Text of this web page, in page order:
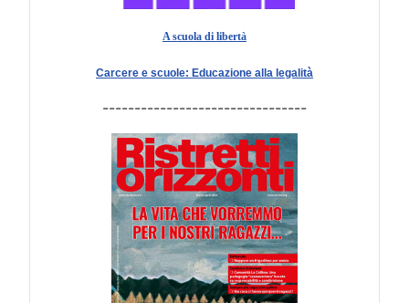
A scuola di libertà
Carcere e scuole: Educazione alla legalità
--------------------------------